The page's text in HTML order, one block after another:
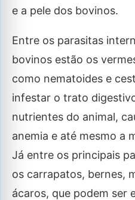
e a pele dos bovinos.
Entre os parasitas
bovinos estão os
como nematoides e
infestar o trato
nutrientes do animal,
anemia e até mesmo a
Já entre os principais
os carrapatos, bernes,
ácaros, que podem ser